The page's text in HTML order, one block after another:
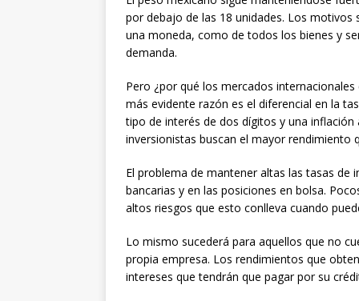
por debajo de las 18 unidades. Los
una moneda, como de todos los bienes y
demanda.
Pero ¿por qué los mercados
más evidente razón es el diferencial en la
tipo de interés de dos dígitos y una
inversionistas buscan el mayor rendimiento
El problema de mantener altas las tasas de
bancarias y en las posiciones en bolsa.
altos riesgos que esto conlleva cuando
Lo mismo sucederá para aquellos que no
propia empresa. Los rendimientos que
intereses que tendrán que pagar por su